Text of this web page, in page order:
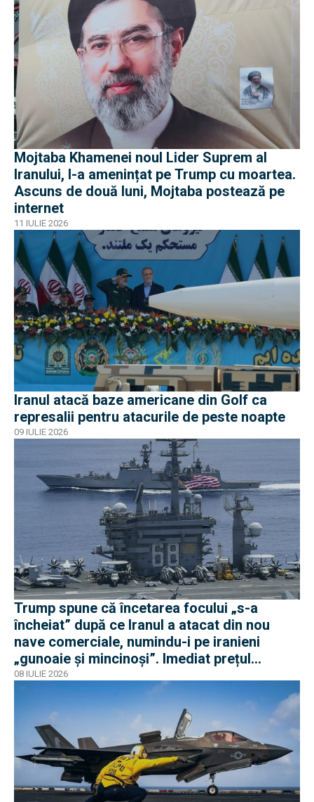
Mojtaba Khamenei noul Lider Suprem al
Iranului, l-a amenințat pe Trump cu moartea.
Ascuns de două luni, Mojtaba postează pe
internet
11 IULIE 2026
Iranul atacă baze americane din Golf ca
represalii pentru atacurile de peste noapte
09 IULIE 2026
Trump spune că încetarea focului „s-a
încheiat” după ce Iranul a atacat din nou
nave comerciale, numindu-i pe iranieni
„gunoaie și mincinoși”. Imediat prețul
petrolului a crescut cu 5%
08 IULIE 2026